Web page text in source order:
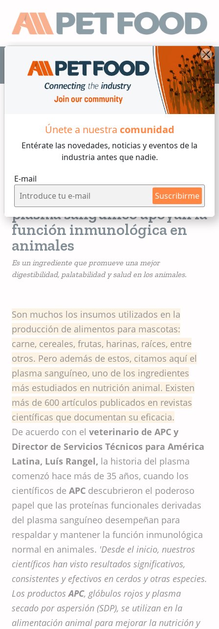
Únete a nuestra comunidad
Entérate las novedades, noticias y eventos de la
industria antes que nadie.
E-mail
Suscribirme
ES
Micro Ingredientes
6 min de lectura
Martes, 11 de Abril, 2023
Proteínas derivadas del
plasma sanguíneo apoyan la
función inmunológica en
animales
Es un ingrediente que promueve una mejor
digestibilidad, palatabilidad y salud en los animales.
Son muchos los insumos utilizados en la
producción de alimentos para mascotas:
carne, cereales, frutas, harinas, raíces, entre
otros. Pero además de estos, citamos aquí el
plasma sanguíneo, uno de los ingredientes
más estudiados en nutrición animal. Existen
más de 600 artículos publicados en revistas
científicas que documentan su eficacia.
De acuerdo con el veterinario de APC y
Director de Servicios Técnicos para América
Latina, Luís Rangel, la historia del plasma
comenzó hace más de 35 años, cuando los
científicos de APC descubrieron el poderoso
papel que las proteínas funcionales derivadas
del plasma sanguíneo desempeñan para
respaldar y mantener la función inmunológica
normal en animales. 'Desde el inicio, nuestros
científicos han visto resultados significativos,
consistentes y efectivos en cerdos y otras especies.
Los productosAPC, glóbulos rojos y plasma
secado por aspersión (SDP), se utilizan en la
alimentación animal para mejorar la nutrición y